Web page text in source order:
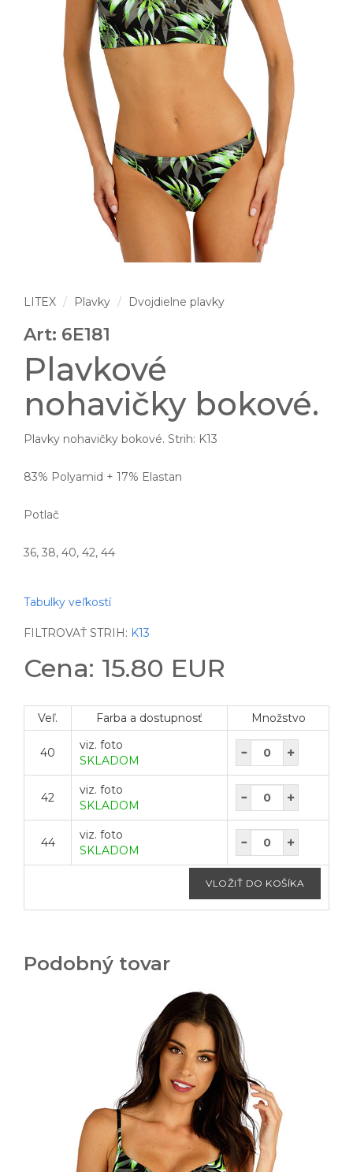
LITEX Plavky Dvojdielne plavky
Art: 6E181
Plavkové
nohavičky bokové.
Plavky nohavičky bokové. Strih: K13
83% Polyamid + 17% Elastan
Potlač
36, 38, 40, 42, 44
Tabulky veľkostí
FILTROVAŤ STRIH: K13
Cena: 15.80 EUR
Veľ. Farba a dostupnosť Množstvo
40
viz. foto
SKLADOM
42
viz. foto
SKLADOM
44
viz. foto
SKLADOM
Podobný tovar